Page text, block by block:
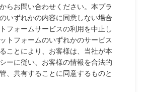
らお問い合わせください。本プラ
いずれかの内容に同意しない場合
フォームサービスの利用を中止し
トフォームのいずれかのサービス
ことにより、お客様は、当社が本
ーに従い、お客様の情報を合法的
、共有することに同意するものと